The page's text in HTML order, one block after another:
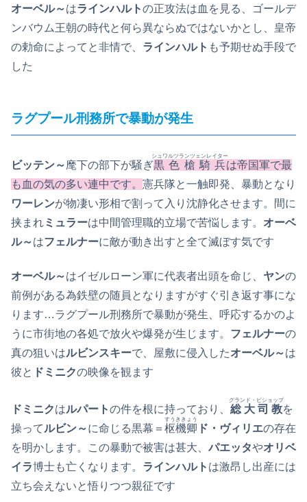
オーベル～はラインハルトの正攻法は血を見る、ゴールデ
ンバウム王朝の時代と何ら異ならぬではないかとし、皇帝
の勅命によってと非情で、 ラインハルト も予期せぬ手段で
した
ラグプール刑務所で暴動が発生
ビッテン～麾下の部下が騒ぎ黒色槍騎兵
シュワルツランツェンレイター
は帝国軍で最
も血の気の多い連中です。 憲兵隊と一触即発、暴動となり
ワーレンが物凄い形相で割って入り沈静化させます。間に
挟まれミュラーは中間管理職的立場で苦悩します。 オーベ
ル～はフェルナーに敵が動き出すと全て滅ぼす気です
オーベル～はイゼルローン軍に代表者出頭を命じ、 ヤンの
前例がある為鉄壁の随員となりますがすぐ引き返す事にな
ります…ラグプール刑務所で暴動が発生、呼応するかのよ
うに市街地の各処で放火や爆発が生じます。 フェルナーの
真の狙いはルビンスキーで、屋敷に侵入したオーベル～は
彼と ドミニクの映像を観ます
ドミニクはルパートの件を根に持っており、 総大司教
グランド・ビショップ
を
操ってルビン～に命じる黒幕＝ 枢機卿
すうききょう
ド・ヴィリエの存在
を明かします。この暴動で被害は甚大、 パエッタやオリベ
イラ博士も亡くなります。 ラインハルト は激昂し出産には
立ち会えないと悟りつつ親征です